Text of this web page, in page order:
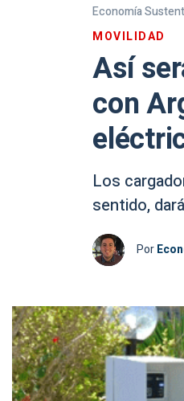
Economía
MOVILIDAD
Así
con
Los
sentido,
Por